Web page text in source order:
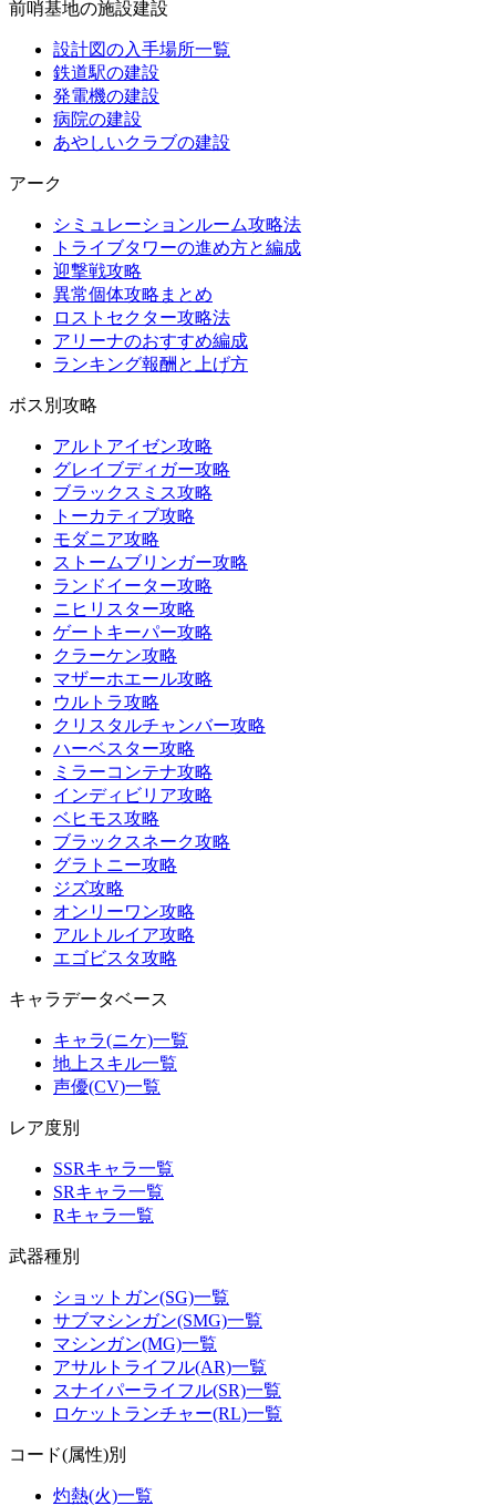
前哨基地の施設建設
設計図の入手場所一覧
鉄道駅の建設
発電機の建設
病院の建設
あやしいクラブの建設
アーク
シミュレーションルーム攻略法
トライブタワーの進め方と編成
迎撃戦攻略
異常個体攻略まとめ
ロストセクター攻略法
アリーナのおすすめ編成
ランキング報酬と上げ方
ボス別攻略
アルトアイゼン攻略
グレイブディガー攻略
ブラックスミス攻略
トーカティブ攻略
モダニア攻略
ストームブリンガー攻略
ランドイーター攻略
ニヒリスター攻略
ゲートキーパー攻略
クラーケン攻略
マザーホエール攻略
ウルトラ攻略
クリスタルチャンバー攻略
ハーベスター攻略
ミラーコンテナ攻略
インディビリア攻略
ベヒモス攻略
ブラックスネーク攻略
グラトニー攻略
ジズ攻略
オンリーワン攻略
アルトルイア攻略
エゴビスタ攻略
キャラデータベース
キャラ(ニケ)一覧
地上スキル一覧
声優(CV)一覧
レア度別
SSRキャラ一覧
SRキャラ一覧
Rキャラ一覧
武器種別
ショットガン(SG)一覧
サブマシンガン(SMG)一覧
マシンガン(MG)一覧
アサルトライフル(AR)一覧
スナイパーライフル(SR)一覧
ロケットランチャー(RL)一覧
コード(属性)別
灼熱(火)一覧